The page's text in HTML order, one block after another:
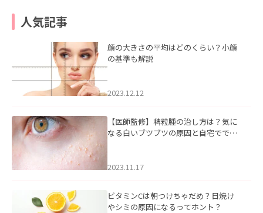
人気記事
顔の大きさの平均はどのくらい？小顔
の基準も解説
2023.12.12
【医師監修】稗粒腫の治し方は？気に
なる白いブツブツの原因と自宅ででき
2023.11.17
ビタミンCは朝つけちゃだめ？日焼け
やシミの原因になるってホント？